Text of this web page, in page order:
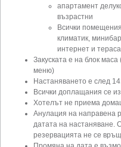
апартамент
възрастни
Всички
климатик,
интернет и тераса
Закуската е на блок
меню)
Настаняването е след
Всички доплащания се
Хотелът не приема
Анулация на направена
датата на настаняване.
резервацията не се